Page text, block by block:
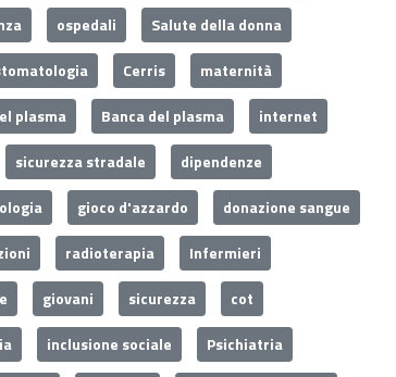
ospedali
Salute della donna
Cerris
maternità
plasma
Banca del plasma
internet
sicurezza stradale
dipendenze
gioco d'azzardo
donazione sangue
radioterapia
Infermieri
giovani sicurezza
cot
inclusione sociale
Psichiatria